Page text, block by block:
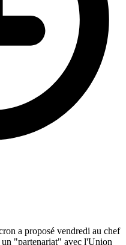
a proposé vendredi au chef
"partenariat" avec l'Union